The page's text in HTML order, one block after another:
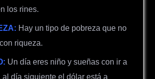
los rines.
Hay un tipo de pobreza que no
riqueza.
Un día eres niño y sueñas con ir a
al día siguiente el dólar está a